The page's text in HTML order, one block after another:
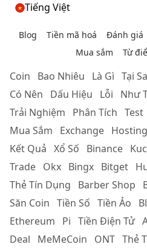
Tiếng Việt
Blog Tiền mã hoá Đánh giá
Mua sắm
Từ
Coin Bao Nhiêu Là Gì Tại
Có Nên
Dấu Hiệu Lỗi Như
Trải Nghiệm
Phân Tích Test
Mua Sắm
Exchange Hosting
Kết Quả Xổ Số Binance
Trade Okx Bingx Bitget
Thẻ Tín Dụng
Barber Shop
Săn Coin Tiền Số Tiền Ảo
Ethereum
Pi Tiền Điện Tử
Deal
MeMeCoin ONT Thẻ